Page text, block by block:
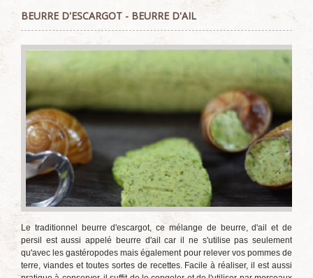
BEURRE D'ESCARGOT - BEURRE D'AIL
Le traditionnel beurre d'escargot, ce mélange de beurre, d'ail et de
persil est aussi appelé beurre d'ail car il ne s'utilise pas seulement
qu'avec les gastéropodes mais également pour relever vos pommes de
terre, viandes et toutes sortes de recettes. Facile à réaliser, il est aussi